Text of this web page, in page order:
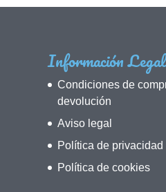
Información Legal
Condiciones de
devolución
Aviso legal
Política de privacidad
Política de cookies